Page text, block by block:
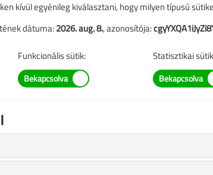
kívül egyénileg kiválasztani, hogy milyen típusú
dátuma:2026. aug. 8., azonosítója:
Funkcionális sütik: Statisztikai